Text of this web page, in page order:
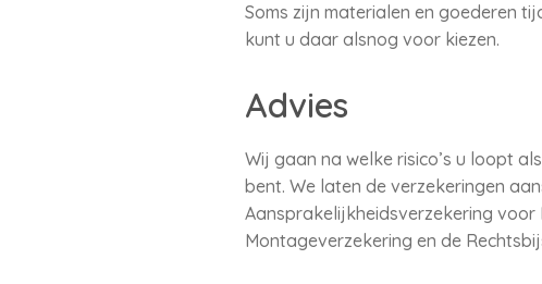
Soms zijn materialen en goederen
kunt u daar alsnog voor kiezen.
Advies
Wij gaan na welke risico’s u loopt
bent. We laten de verzekeringen
Aansprakelijkheidsverzekering
Montageverzekering en de